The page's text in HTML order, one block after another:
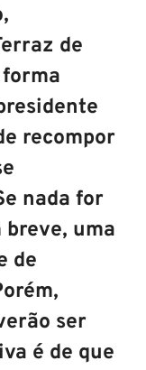
de
recompor
nada for
uma
de
ser
é de que